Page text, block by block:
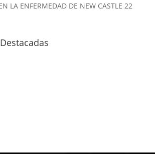
LA ENFERMEDAD DE NEW CASTLE 22